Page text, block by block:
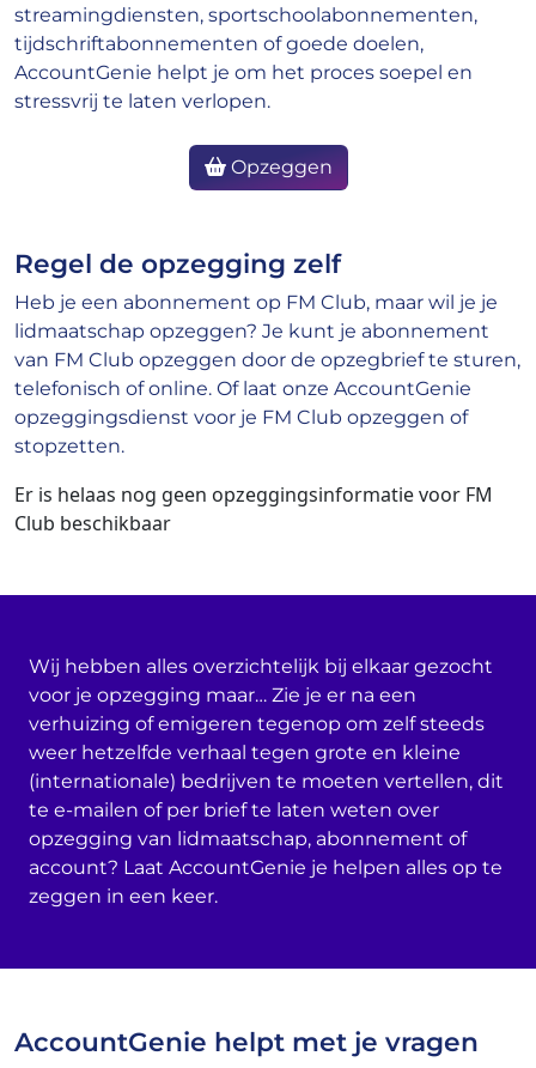
streamingdiensten, sportschoolabonnementen,
tijdschriftabonnementen of goede doelen,
AccountGenie helpt je om het proces soepel en
stressvrij te laten verlopen.
Opzeggen
Regel de opzegging zelf
Heb je een abonnement op FM Club, maar wil je je
lidmaatschap opzeggen? Je kunt je abonnement
van FM Club opzeggen door de opzegbrief te sturen,
telefonisch of online. Of laat onze AccountGenie
opzeggingsdienst voor je FM Club opzeggen of
stopzetten.
Er is helaas nog geen opzeggingsinformatie voor FM
Club beschikbaar
Wij hebben alles overzichtelijk bij elkaar gezocht
voor je opzegging maar… Zie je er na een
verhuizing of emigeren tegenop om zelf steeds
weer hetzelfde verhaal tegen grote en kleine
(internationale) bedrijven te moeten vertellen, dit
te e-mailen of per brief te laten weten over
opzegging van lidmaatschap, abonnement of
account? Laat AccountGenie je helpen alles op te
zeggen in een keer.
AccountGenie helpt met je vragen